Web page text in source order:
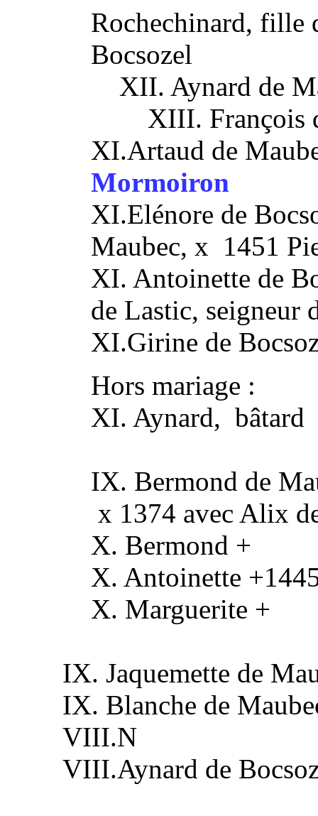
Rochechinard, fille
Bocsozel
XII. Aynard de
XIII. François
XI.Artaud de
Mormoiron
XI.Elénore de
Maubec, x 1451
XI. Antoinette de
de Lastic, seigneur
XI.Girine de
Hors mariage :
XI. Aynard, bâtard
IX. Bermond de
x 1374 avec Alix
X. Bermond +
X. Antoinette
X. Marguerite +
IX. Jaquemette de
IX. Blanche de
VIII.N
VIII.Aynard de